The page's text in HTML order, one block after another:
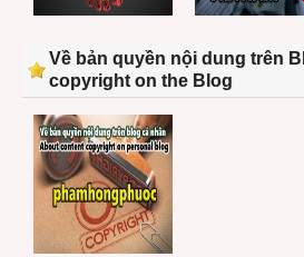
Về bản quyền nội dung trên
copyright on the Blog